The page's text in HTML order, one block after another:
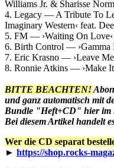
Williams Jr. & Sharisse
4. Legacy — A Tribute To
Imaginary Western‹ feat.
5. FM — ›Waiting On
6. Birth Control — ›Gamma
7. Eric Krasno — ›Leave
8. Ronnie Atkins — ›Make
BITTE BEACHTEN!
und ganz automatisch mit
Bundle "Heft+CD" hier im
Bei diesem Artikel handelt
Wer die CD separat
► https://shop.rocks-